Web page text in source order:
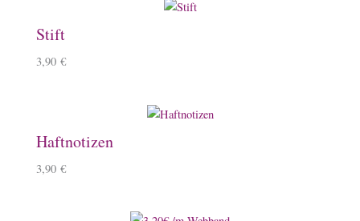
Stift
3,90 €
Haftnotizen
3,90 €